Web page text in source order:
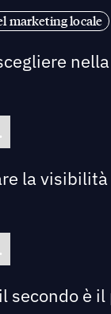
marketing locale
la
secondo è